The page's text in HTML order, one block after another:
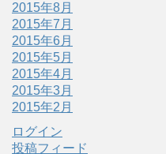
2015年8月
2015年7月
2015年6月
2015年5月
2015年4月
2015年3月
2015年2月
ログイン
投稿フィード